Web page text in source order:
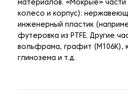
материалов. «Мокрые»
колесо и корпус):
инженерный пластик
футеровка из PTFE. Другие
вольфрама, графит (M106K),
глинозема и т.д.